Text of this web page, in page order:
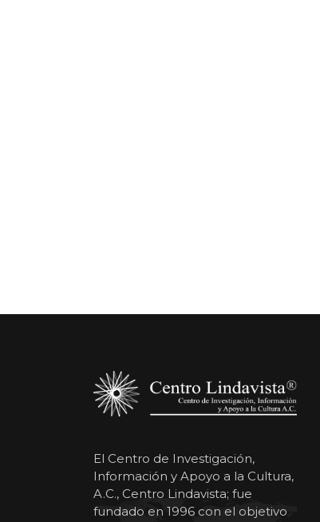
El Centro de Investigación,
Información y Apoyo a la Cultura,
A.C., Centro Lindavista; fue
fundado en 1996 con el objetivo